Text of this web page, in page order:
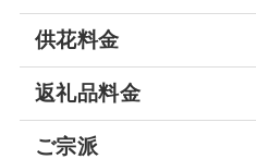
供花料金
返礼品料金
ご宗派